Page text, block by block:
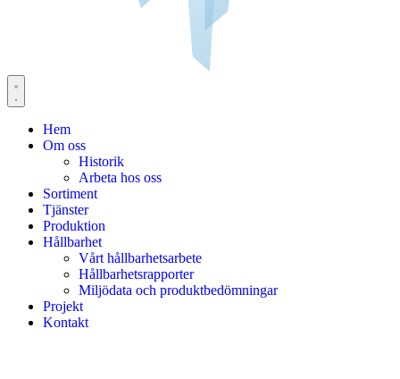
Hem
Om oss
Historik
Arbeta hos oss
Sortiment
Tjänster
Produktion
Hållbarhet
Vårt hållbarhetsarbete
Hållbarhetsrapporter
Miljödata och produktbedömningar
Projekt
Kontakt